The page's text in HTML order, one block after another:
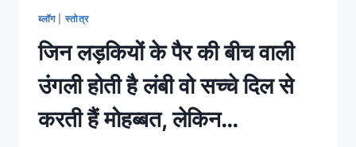
ब्लॉग| स्तोत्र
जिन लड़कियों के पैर की बीच वाली
उंगली होती है लंबी वो सच्चे दिल से
करती हैं मोहब्बत, लेकिन…